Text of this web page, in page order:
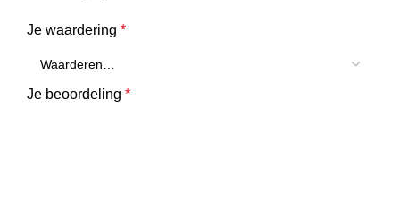
Je waardering *
Je beoordeling *